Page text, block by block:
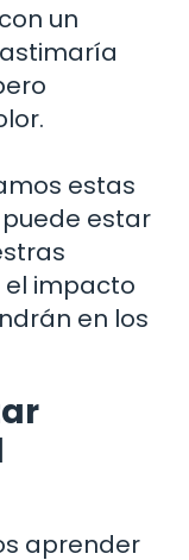
un
estas
estar
el impacto
en los
aprender